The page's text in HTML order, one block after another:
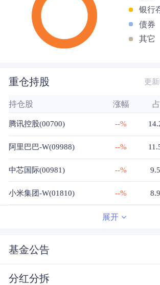
银行
债券
其它
重仓持股 更
持仓股 涨幅
腾讯控股(00700) --%
阿里巴巴-W(09988) --%
中芯国际(00981) --%
小米集团-W(01810) --%
--%
展开
基金公告
分红分拆